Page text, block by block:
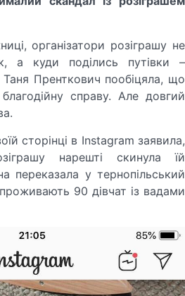
організатори розіграшу не
а куди поділись путівки –
Пренткович пообіцяла, що
справу. Але довгий
сторінці в Instagram заявила,
нарешті скинула їй
переказала у тернопільський
90 дівчат із вадами